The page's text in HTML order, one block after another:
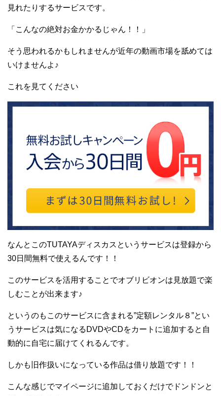
見れたりするサービスです。
「こんなの絶対お金かかるじゃん！！」
そう思われるかもしれませんが近年の動画市場を舐めては
いけませんよ♪
これを見てください
なんとこのTUTAYAディスカスというサービスは登録から
30日間無料で使えるんです！！
このサービスを活用することでオブリビオンは見放題で楽
しむことが出来ます♪
というのもこのサービスに含まれる”定額レンタル８”とい
うサービスは気になるDVDやCDをカートに追加すると自
動的に自宅に届けてくれるんです。
しかも旧作扱いになっている作品は借り放題です！！
こんな感じでマイページに追加しておくだけでドンドンと